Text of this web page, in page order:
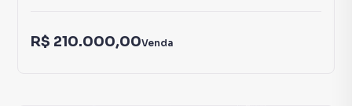
R$ 210.000,00Venda